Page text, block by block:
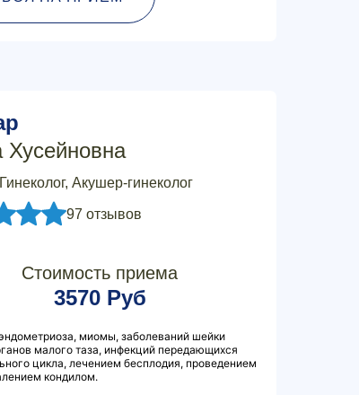
Хусейновна
Акушер-гинеколог
97 отзывов
Стоимость приема
3570 Руб
миомы, заболеваний шейки
малого таза, инфекций передающихся
цикла, лечением бесплодия, проведением
кондилом.